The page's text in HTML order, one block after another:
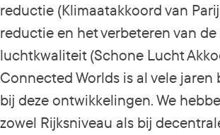
reductie (Klimaatakkoord van
reductie en het verbeteren van de
luchtkwaliteit (Schone Lucht
Connected Worlds is al vele jaren
bij deze ontwikkelingen. We
zowel Rijksniveau als bij